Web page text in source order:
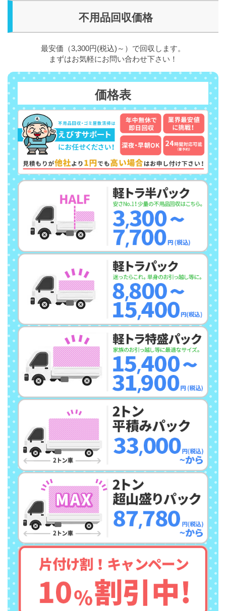
不用品回収価格
最安価（3,300円(税込)～）で回収します。
まずはお気軽にお問い合わせ下さい！
価格表